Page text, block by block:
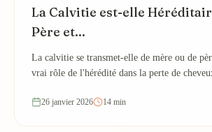
La Calvitie est-elle
Père et...
La calvitie se transmet-elle de mère ou de
vrai rôle de l'hérédité dans la perte de
26 janvier 2026 14 min